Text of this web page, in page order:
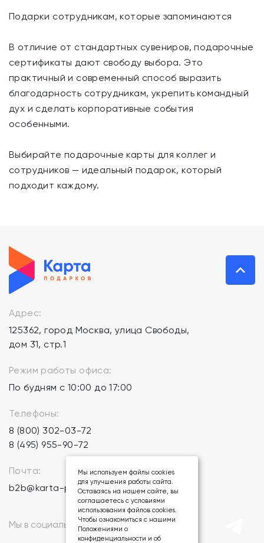
Подарки сотрудникам, которые запоминаются
В отличие от стандартных сувениров, подарочные
сертификаты дают свободу выбора. Это
практичный и современный способ выразить
благодарность сотрудникам, укрепить командный
дух и сделать корпоративные события
особенными.
Выбирайте подарочные карты для коллег и
сотрудников — идеальный подарок, который
подходит каждому.
Адрес:
125362, город Москва, улица Свободы,
дом 31, стр.1
Режим работы офиса:
По будням с 10:00 до 17:00
Телефоны:
8 (800) 302-03-72
8 (495) 955-90-72
Почта:
b2b@karta-podarkov.ru
Мы в социальных сетях:
Мы используем файлы cookies
для улучшения работы сайта.
Оставаясь на нашем сайте, вы
соглашаетесь с условиями
использования файлов cookies.
Чтобы ознакомиться с нашими
Положениями о
конфиденциальности и об